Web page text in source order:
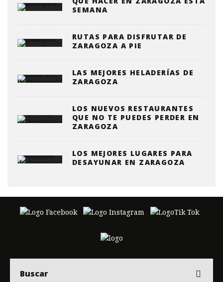
SEMANA
RUTAS PARA DISFRUTAR DE
ZARAGOZA A PIE
LAS MEJORES HELADERÍAS DE
ZARAGOZA
LOS NUEVOS RESTAURANTES
QUE NO TE PUEDES PERDER EN
ZARAGOZA
LOS MEJORES LUGARES PARA
DESAYUNAR EN ZARAGOZA